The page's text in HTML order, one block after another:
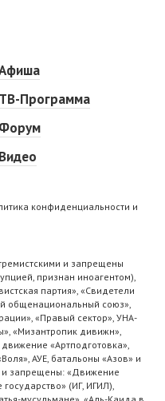
ТВ-Программа
Форум
Видео
конфиденциальности и
и запрещены
признан иноагентом),
партия», «Свидетели
общенациональный союз»,
«Правый сектор», УНА-
«Мизантропик дивижн»,
«Артподготовка»,
АУЕ, батальоны «Азов» и
и запрещены: «Движение
(ИГ, ИГИЛ),